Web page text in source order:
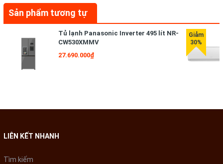
Công nghệ tiết kiệm điện
- Công nghệ Inverter giúp máy vận hành êm ái, ổn định và tiết
kiệm đến 40% điện năng.
- Cảm biến thông minh Econavi với khả năng ghi nhớ thói quen
người sử dụng, từ đó điều chỉnh nhiệt độ phù hợp giúp tiết
ngăn lạnh nhờ đó tiết kiệm điện năng hơn khi sử dụng.
- Công suất tiêu thụ ~ 1 kW/ngày.
Sản phẩm tương tự
Tủ lạnh Panasonic Inverter 495 lít NR-
CW530XMMV
27.690.000₫
LIÊN KẾT NHANH
Tìm kiếm